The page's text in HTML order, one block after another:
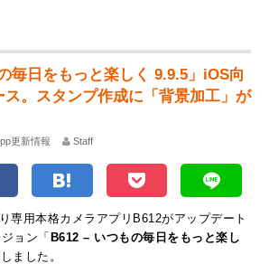
毎日をもっと楽しく 9.9.5」iOS向
ス。スタンプ作成に「背景加工」が
更新情報 Staff
専用本格カメラアプリB612がアップデート
ョン「B612 – いつもの毎日をもっと楽し
ました。